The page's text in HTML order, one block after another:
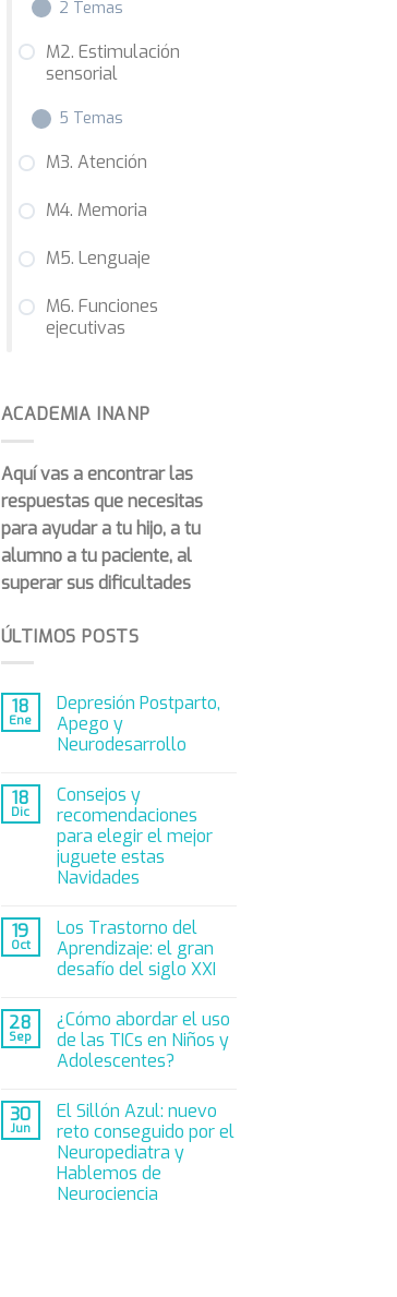
2 Temas
M1.1 Similitudes y
neuropsicológica del
adulto
solicitar una evaluación
M2. Estimulación
sensorial
5 Temas
M2.3 Gusto
M2.4 Olfato
M3. Atención
M4. Memoria
M5. Lenguaje
M6. Funciones
ejecutivas
ACADEMIA INANP
Aquí vas a encontrar las
respuestas que necesitas
para ayudar a tu hijo, a tu
alumno a tu paciente, al
superar sus dificultades
ÚLTIMOS POSTS
18
Ene
Depresión Postparto,
Apego y
Neurodesarrollo
18
Dic
Consejos y
recomendaciones
para elegir el mejor
juguete estas
Navidades
19
Oct
Los Trastorno del
Aprendizaje: el gran
desafío del siglo XXI
28
Sep
¿Cómo abordar el uso
de las TICs en Niños y
Adolescentes?
30
Jun
El Sillón Azul: nuevo
reto conseguido por el
Neuropediatra y
Hablemos de
Neurociencia